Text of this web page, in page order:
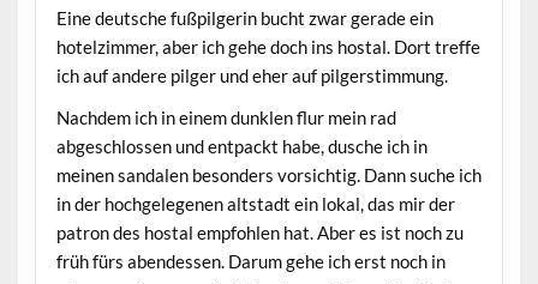
Eine deutsche fußpilgerin bucht zwar gerade ein
hotelzimmer, aber ich gehe doch ins hostal. Dort treffe
ich auf andere pilger und eher auf pilgerstimmung.
Nachdem ich in einem dunklen flur mein rad
abgeschlossen und entpackt habe, dusche ich in
meinen sandalen besonders vorsichtig. Dann suche ich
in der hochgelegenen altstadt ein lokal, das mir der
patron des hostal empfohlen hat. Aber es ist noch zu
früh fürs abendessen. Darum gehe ich erst noch in